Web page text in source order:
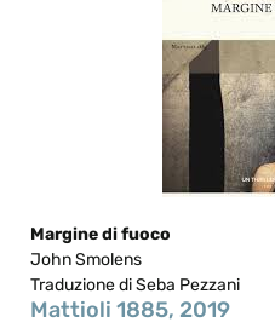
Margine di fuoco
John Smolens
Traduzione di Seba Pezzani
Mattioli 1885, 2019